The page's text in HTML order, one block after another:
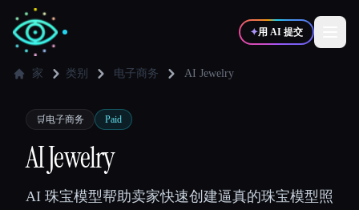
✦用 AI 提交
✍️写作者
💻开发者
家 类别 电子商务 AI Jewelry
🛒 电子商务 Paid
AI Jewelry
AI 珠宝模型帮助卖家快速创建逼真的珠宝模型照